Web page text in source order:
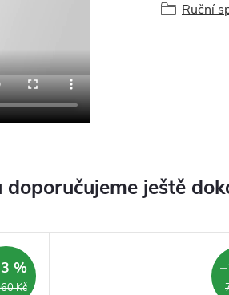
Ruční
ještě
Kč
%